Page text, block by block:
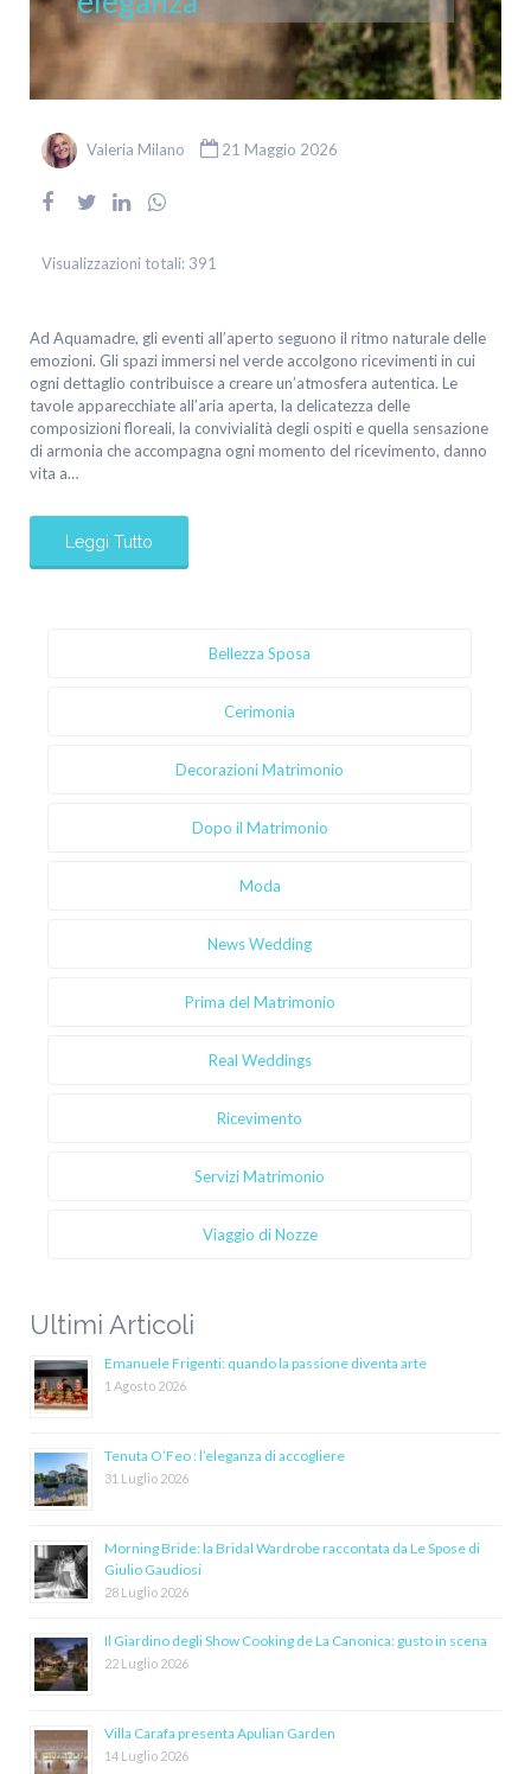
Valeria Milano 21 Maggio 2026
Visualizzazioni totali: 391
Ad Aquamadre, gli eventi all’aperto seguono il ritmo naturale delle
emozioni. Gli spazi immersi nel verde accolgono ricevimenti in cui
ogni dettaglio contribuisce a creare un’atmosfera autentica. Le
tavole apparecchiate all’aria aperta, la delicatezza delle
composizioni floreali, la convivialità degli ospiti e quella sensazione
di armonia che accompagna ogni momento del ricevimento, danno
vita a…
Leggi Tutto
Bellezza Sposa
Cerimonia
Decorazioni Matrimonio
Dopo il Matrimonio
Moda
News Wedding
Prima del Matrimonio
Real Weddings
Ricevimento
Servizi Matrimonio
Viaggio di Nozze
Ultimi Articoli
Emanuele Frigenti: quando la passione diventa arte
1 Agosto 2026
Tenuta O’Feo : l’eleganza di accogliere
31 Luglio 2026
Morning Bride: la Bridal Wardrobe raccontata da Le Spose di
Giulio Gaudiosi
28 Luglio 2026
Il Giardino degli Show Cooking de La Canonica: gusto in scena
22 Luglio 2026
Villa Carafa presenta Apulian Garden
14 Luglio 2026